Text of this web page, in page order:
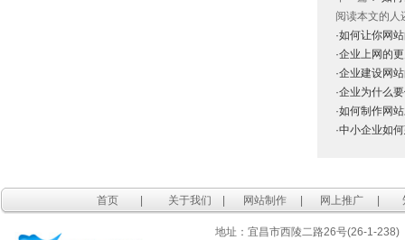
阅读本文的人
·如何让你网
·企业上网的
·企业建设网
·企业为什么
·如何制作网
·中小企业如
首页 关于我们 网站制作 网上推广
地址：宜昌市西陵二路26号(26-1-238)